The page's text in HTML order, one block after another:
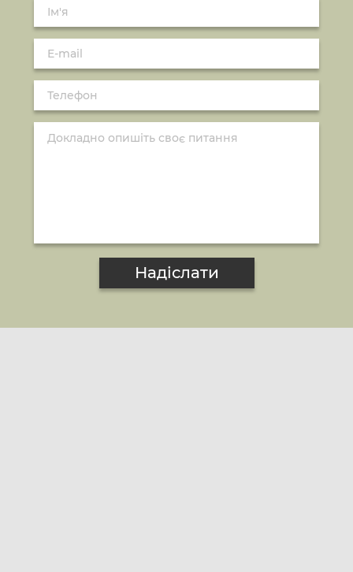
Надіслати